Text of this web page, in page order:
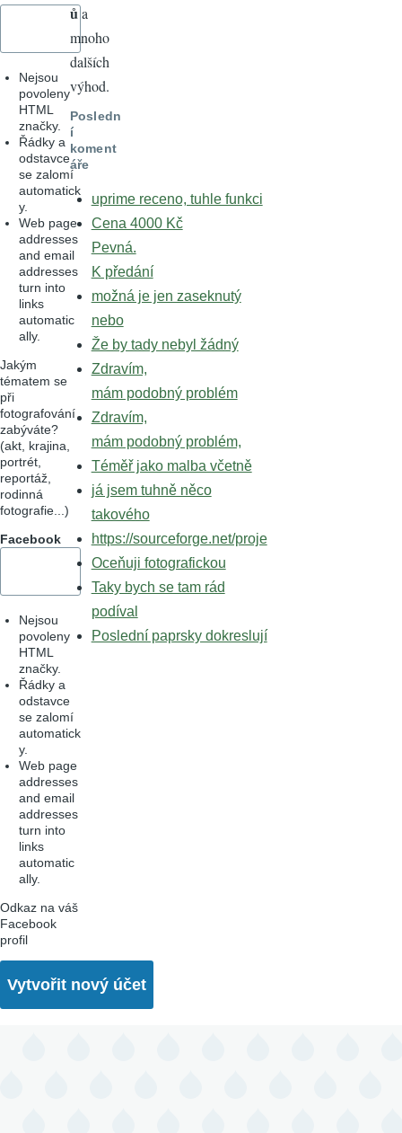
Nejsou
povoleny
HTML
značky.
Řádky a
odstavce
se zalomí
automatick
y.
Web page
addresses
and email
addresses
turn into
links
automatic
ally.
Jakým
tématem se
při
fotografování
zabýváte?
(akt, krajina,
portrét,
reportáž,
rodinná
fotografie...)
Facebook
Nejsou
povoleny
HTML
značky.
Řádky a
odstavce
se zalomí
automatick
y.
Web page
addresses
and email
addresses
turn into
links
automatic
ally.
Odkaz na váš
Facebook
profil
ůa
mnoho
dalších
výhod.
Posledn
í
koment
áře
uprime receno, tuhle funkci
Cena 4000 Kč
Pevná.
K předání
možná je jen zaseknutý
nebo
Že by tady nebyl žádný
Zdravím,
mám podobný problém
Zdravím,
mám podobný problém,
Téměř jako malba včetně
já jsem tuhně něco
takového
https://sourceforge.net/proje
Oceňuji fotografickou
Taky bych se tam rád
podíval
Poslední paprsky dokreslují